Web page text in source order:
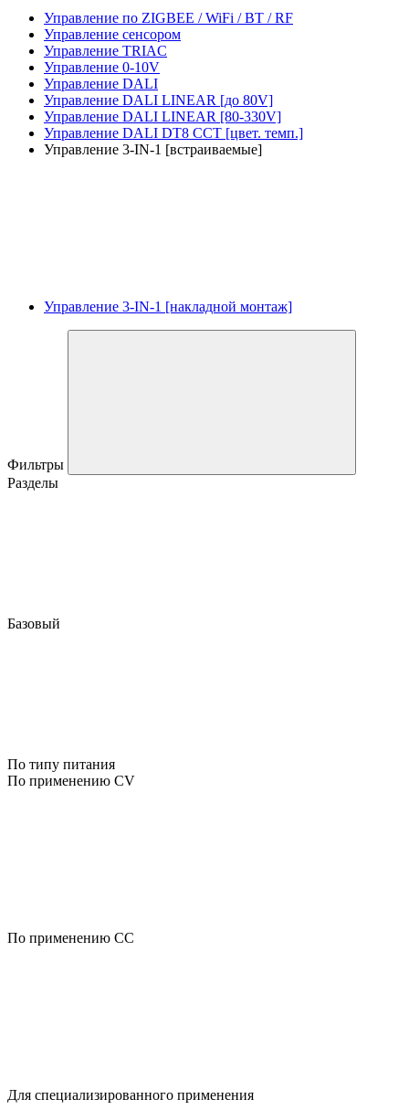
Управление по ZIGBEE / WiFi / BT / RF
Управление сенсором
Управление TRIAC
Управление 0-10V
Управление DALI
Управление DALI LINEAR [до 80V]
Управление DALI LINEAR [80-330V]
Управление DALI DT8 CCT [цвет. темп.]
Управление 3-IN-1 [встраиваемые]
Управление 3-IN-1 [накладной монтаж]
Фильтры
Разделы
Базовый
По типу питания
По применению CV
По применению CC
Для специализированного применения